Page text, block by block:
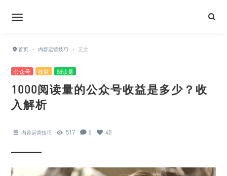
首页 › 内容运营技巧 › 正文
公众号 收益 阅读量
1000阅读量的公众号收益是多少？收
入解析
内容运营技巧 517 0 40